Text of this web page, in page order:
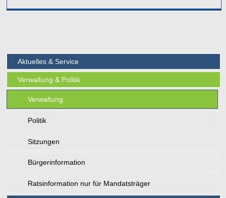
Aktuelles & Service
Verwaltung & Politik
Verwaltung
Politik
Sitzungen
Bürgerinformation
Ratsinformation nur für Mandatsträger